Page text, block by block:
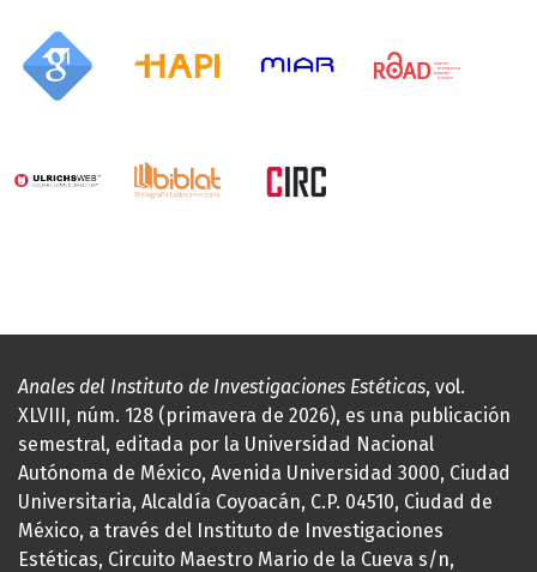
Anales del Instituto de Investigaciones Estéticas, vol.
XLVIII, núm. 128 (primavera de 2026), es una publicación
semestral, editada por la Universidad Nacional
Autónoma de México, Avenida Universidad 3000, Ciudad
Universitaria, Alcaldía Coyoacán, C.P. 04510, Ciudad de
México, a través del Instituto de Investigaciones
Estéticas, Circuito Maestro Mario de la Cueva s/n,